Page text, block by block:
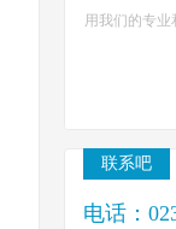
用我们的专业
联系吧
电话：